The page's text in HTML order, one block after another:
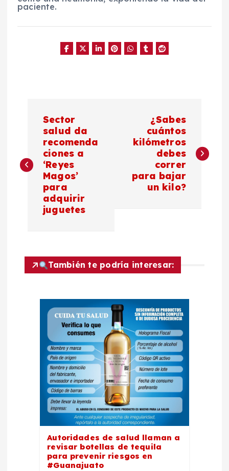
paciente.
v
c
Sector
salud da
recomenda
ciones a
‘Reyes
Magos’
para
adquirir
juguetes
¿Sabes
cuántos
kilómetros
debes
correr
para bajar
un kilo?
También te podría interesar:
Autoridades de salud llaman a
revisar botellas de tequila
para prevenir riesgos en
#Guanajuato